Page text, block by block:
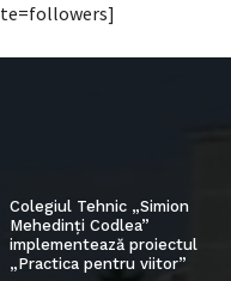
Colegiul Tehnic „Simion
Mehedinți Codlea”
implementează proiectul
„Practica pentru viitor”